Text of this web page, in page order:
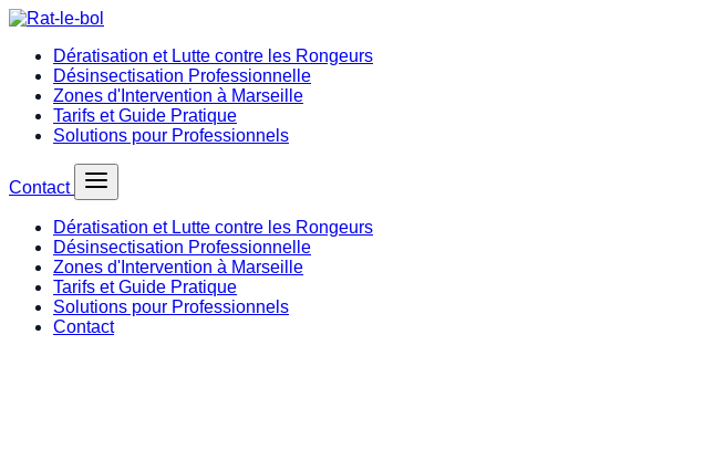
Dératisation et Lutte contre les Rongeurs
Désinsectisation Professionnelle
Zones d'Intervention à Marseille
Tarifs et Guide Pratique
Solutions pour Professionnels
Contact
Dératisation et Lutte contre les Rongeurs
Désinsectisation Professionnelle
Zones d'Intervention à Marseille
Tarifs et Guide Pratique
Solutions pour Professionnels
Contact